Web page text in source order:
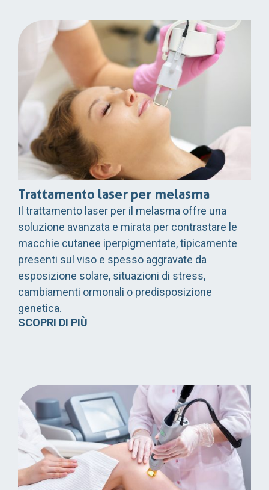
Trattamento laser per melasma
Il trattamento laser per il melasma offre una
soluzione avanzata e mirata per contrastare le
macchie cutanee iperpigmentate, tipicamente
presenti sul viso e spesso aggravate da
esposizione solare, situazioni di stress,
cambiamenti ormonali o predisposizione
genetica.
SCOPRI DI PIÙ